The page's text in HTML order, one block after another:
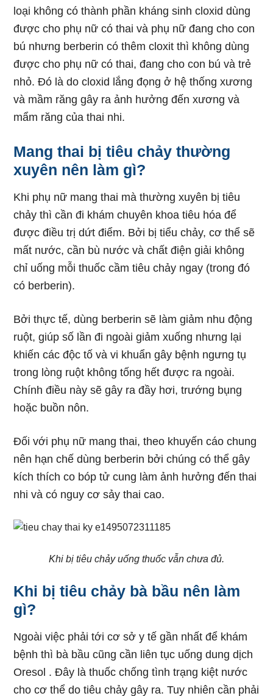
loại không có thành phần kháng sinh cloxid dùng
được cho phụ nữ có thai và phụ nữ đang cho con
bú nhưng berberin có thêm cloxit thì không dùng
được cho phụ nữ có thai, đang cho con bú và trẻ
nhỏ. Đó là do cloxid lắng đọng ở hệ thống xương
và mầm răng gây ra ảnh hưởng đến xương và
mẩm răng của thai nhi.
Mang thai bị tiêu chảy thường
xuyên nên làm gì?
Khi phụ nữ mang thai mà thường xuyên bị tiêu
chảy thì cần đi khám chuyên khoa tiêu hóa để
được điều trị dứt điểm. Bởi bị tiểu chảy, cơ thể sẽ
mất nước, cần bù nước và chất điện giải không
chỉ uống mỗi thuốc cầm tiêu chảy ngay (trong đó
có berberin).
Bởi thực tế, dùng berberin sẽ làm giảm nhu động
ruột, giúp số lần đi ngoài giảm xuống nhưng lại
khiến các độc tố và vi khuẩn gây bệnh ngưng tụ
trong lòng ruột không tống hết được ra ngoài.
Chính điều này sẽ gây ra đầy hơi, trướng bụng
hoặc buồn nôn.
Đối với phụ nữ mang thai, theo khuyến cáo chung
nên hạn chế dùng berberin bởi chúng có thể gây
kích thích co bóp tử cung làm ảnh hưởng đến thai
nhi và có nguy cơ sảy thai cao.
Khi bị tiêu chảy uống thuốc vẫn chưa đủ.
Khi bị tiêu chảy bà bầu nên làm
gì?
Ngoài việc phải tới cơ sở y tế gần nhất để khám
bệnh thì bà bầu cũng cần liên tục uống dung dịch
Oresol . Đây là thuốc chống tình trạng kiệt nước
cho cơ thể do tiêu chảy gây ra. Tuy nhiên cần phải